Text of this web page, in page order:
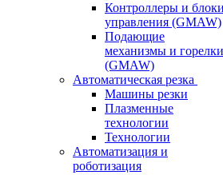
Контроллеры и блоки
управления (GMAW)
Подающие
механизмы и горелки
(GMAW)
Автоматическая резка
Машины резки
Плазменные
технологии
Технологии
Автоматизация и
роботизация